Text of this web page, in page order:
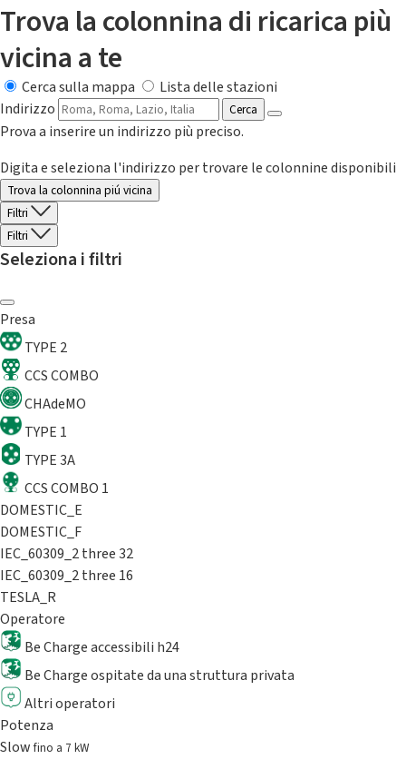
Trova la colonnina di ricarica più
vicina a te
Cerca sulla mappa
Lista delle stazioni
Indirizzo
Cerca
Prova a inserire un indirizzo più preciso.
Digita e seleziona l'indirizzo per trovare le colonnine disponibili
Trova la colonnina piú vicina
Filtri
Filtri
Seleziona i filtri
Presa
TYPE 2
CCS COMBO
CHAdeMO
TYPE 1
TYPE 3A
CCS COMBO 1
DOMESTIC_E
DOMESTIC_F
IEC_60309_2 three 32
IEC_60309_2 three 16
TESLA_R
Operatore
Be Charge accessibili h24
Be Charge ospitate da una struttura privata
Altri operatori
Potenza
Slowfino a 7 kW